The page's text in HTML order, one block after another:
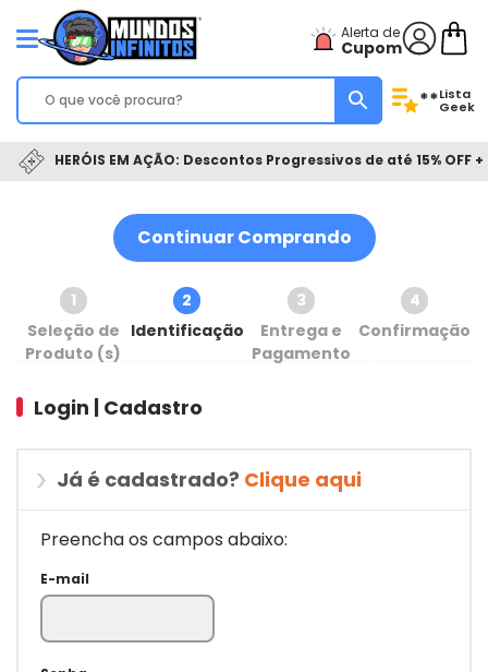
Alerta de
Cupom
**Lista
Geek
HERÓIS EM AÇÃO: Descontos Progressivos de até 15% OFF
Continuar Comprando
1
Seleção de
Produto (s)
2
Identificação
3
Entrega e
Pagamento
4
Confirmação
Login | Cadastro
Já é cadastrado? Clique aqui
Preencha os campos abaixo:
E-mail